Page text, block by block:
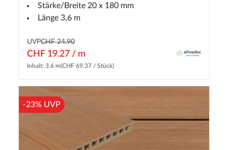
Stärke/Breite 20 x 180 mm
Länge 3,6 m
UVPCHF 24.90
CHF 19.27 / m
Inhalt: 3.6 m(CHF 69.37 / Stück)
-23% UVP